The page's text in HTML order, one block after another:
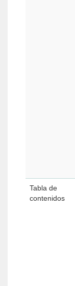
Tabla de
contenidos